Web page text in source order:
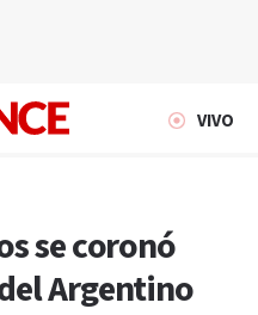
VIVO
se coronó
Argentino